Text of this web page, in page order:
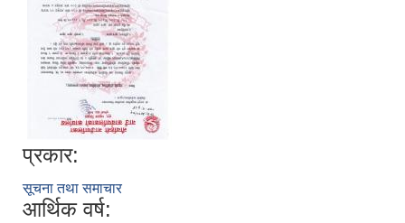
प्रकार:
सूचना तथा समाचार
आर्थिक वर्ष: